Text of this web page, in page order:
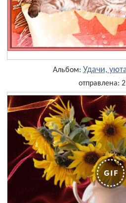
Альбом: Удачи,
отправлена: